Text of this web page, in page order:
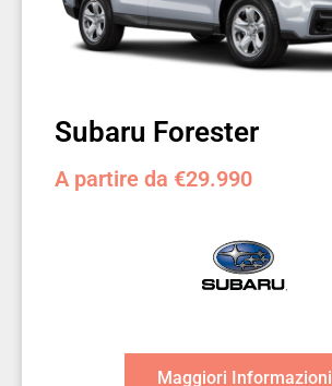
Subaru Forester
A partire da €29.990
Maggiori Informazioni